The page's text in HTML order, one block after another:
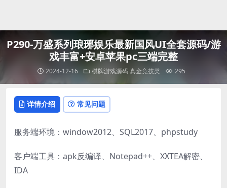
P290-万盛系列琅琊娱乐最新国风UI全套源码/游
戏丰富+安卓苹果pc三端完整
2024-12-16 棋牌游戏源码真金竞技类 295
详情介绍 常见问题
服务端环境：window2012、SQL2017、phpstudy
客户端工具：apk反编译、Notepad++、XXTEA解密、
IDA